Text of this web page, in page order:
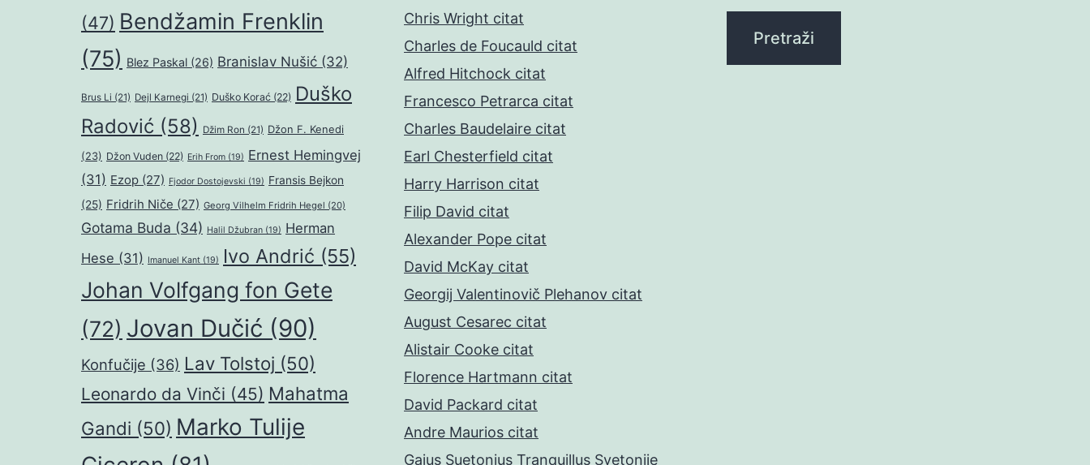
(47) Bendžamin Frenklin
(75) Blez Paskal (26) Branislav Nušić (32)
Brus Li (21) Dejl Karnegi (21) Duško Korać (22) Duško
Radović (58) Džim Ron (21) Džon F. Kenedi
(23) Džon Vuden (22) Erih From (19) Ernest Hemingvej
(31) Ezop (27) Fjodor Dostojevski (19) Fransis Bejkon
(25) Fridrih Niče (27) Georg Vilhelm Fridrih Hegel (20)
Gotama Buda (34) Halil Džubran (19) Herman
Hese (31) Imanuel Kant (19) Ivo Andrić (55)
Johan Volfgang fon Gete
(72) Jovan Dučić (90)
Konfučije (36) Lav Tolstoj (50)
Leonardo da Vinči (45) Mahatma
Gandi (50) Marko Tulije
Chris Wright citat
Charles de Foucauld citat
Alfred Hitchock citat
Francesco Petrarca citat
Charles Baudelaire citat
Earl Chesterfield citat
Harry Harrison citat
Filip David citat
Alexander Pope citat
David McKay citat
Georgij Valentinovič Plehanov citat
August Cesarec citat
Alistair Cooke citat
Florence Hartmann citat
David Packard citat
Andre Maurios citat
Gaius Suetonius Tranquillus Svetonije